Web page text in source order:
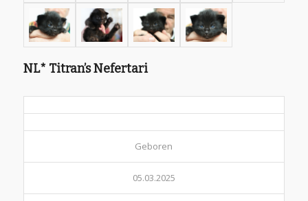
NL* Titran’s Nefertari
Geboren
05.03.2025